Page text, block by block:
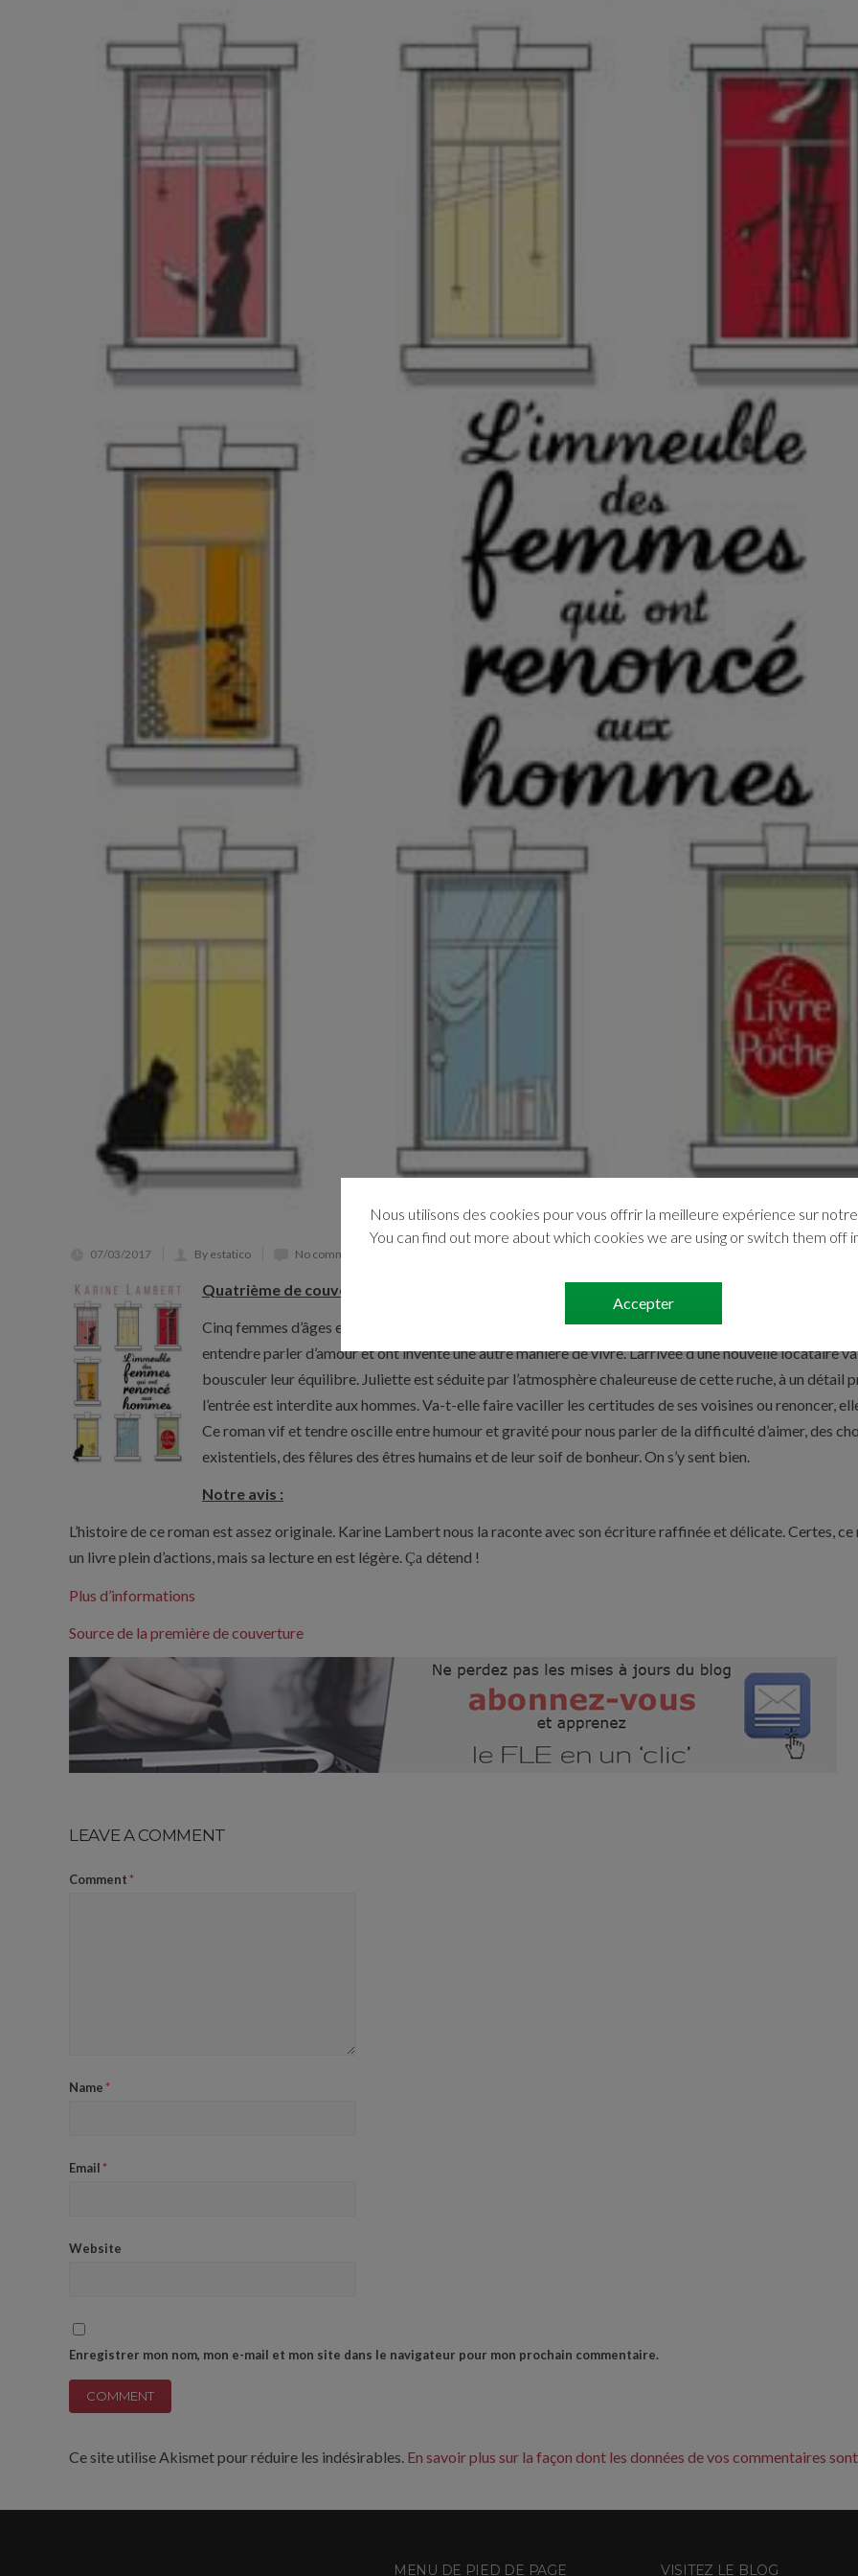
07/03/2017 By estatico No comments yet
Quatrième de couverture :
Cinq femmes d’âges et d’univers différents cohabitent dans un immeuble parisien. Elles ne veulent plus
entendre parler d’amour et ont inventé une autre manière de vivre. L’arrivée d’une nouvelle locataire va
bousculer leur équilibre. Juliette est séduite par l’atmosphère chaleureuse de cette ruche, à un détail
l’entrée est interdite aux hommes. Va-t-elle faire vaciller les certitudes de ses voisines ou renoncer,
Ce roman vif et tendre oscille entre humour et gravité pour nous parler de la difficulté d’aimer, des
existentiels, des fêlures des êtres humains et de leur soif de bonheur. On s’y sent bien.
Notre avis :
L’histoire de ce roman est assez originale. Karine Lambert nous la raconte avec son écriture raffinée et délicate. Certes, ce
un livre plein d’actions, mais sa lecture en est légère.Ça détend !
Plus d’informations
Source de la première de couverture
LEAVE A COMMENT
Comment*
Name*
Email*
Website
Enregistrer mon nom, mon e-mail et mon site dans le navigateur pour mon prochain commentaire.
Ce site utilise Akismet pour réduire les indésirables. En savoir plus sur la façon dont les données de vos commentaires
MENU DE PIED DE PAGE VISITEZ LE BLOG
Nous utilisons des cookies pour vous offrir la meilleure expérience sur notre
You can find out more about which cookies we are using or switch them off
Accepter